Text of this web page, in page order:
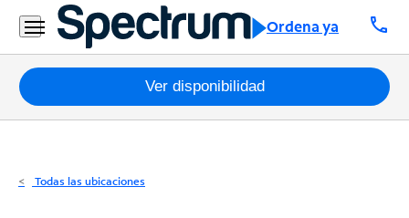
Ordena ya call
Residencial
Business
Paquetes
Internet
Ver disponibilidad
Todas las ubicaciones